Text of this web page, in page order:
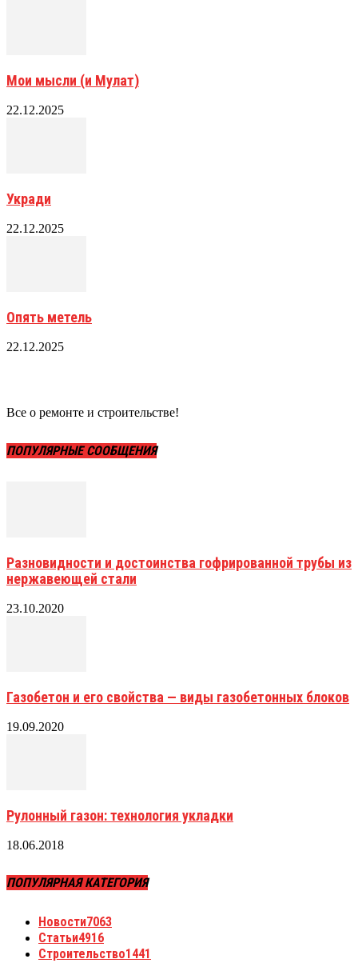
Мои мысли (и Мулат)
22.12.2025
Укради
22.12.2025
Опять метель
22.12.2025
Все о ремонте и строительстве!
ПОПУЛЯРНЫЕ СООБЩЕНИЯ
Разновидности и достоинства гофрированной трубы из
нержавеющей стали
23.10.2020
Газобетон и его свойства — виды газобетонных блоков
19.09.2020
Рулонный газон: технология укладки
18.06.2018
ПОПУЛЯРНАЯ КАТЕГОРИЯ
Новости7063
Статьи4916
Строительство1441